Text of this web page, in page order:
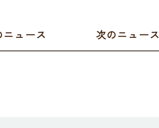
ニュース 次のニュース